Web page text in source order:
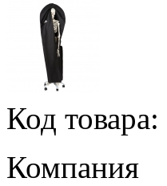
Код товара:
Компания